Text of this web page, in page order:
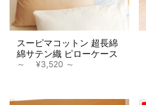
スーピマコットン 超長綿
綿サテン織 ピローケース
～ ¥3,520